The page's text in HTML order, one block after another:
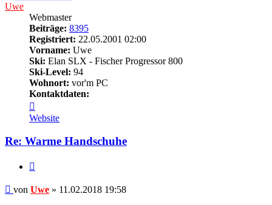
Uwe
Webmaster
Beiträge: 8395
Registriert: 22.05.2001 02:00
Vorname: Uwe
Ski: Elan SLX - Fischer Progressor 800
Ski-Level: 94
Wohnort: vor'm PC
Kontaktdaten:
von
Uwe
Website
Re: Warme Handschuhe
Beitrag
von Uwe » 11.02.2018 19:58